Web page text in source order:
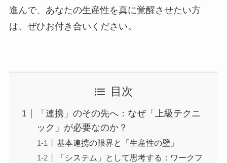
進んで、あなたの生産性を真に覚醒させたい方
は、ぜひお付き合いください。
目次
「連携」のその先へ：なぜ「上級テクニ
ック」が必要なのか？
基本連携の限界と「生産性の壁」
「システム」として思考する：ワークフ